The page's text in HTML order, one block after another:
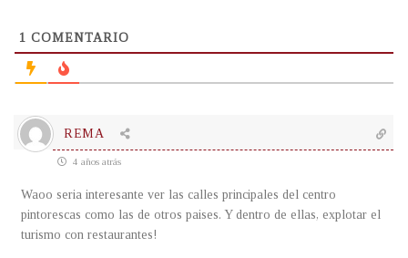
1 COMENTARIO
REMA
4 años atrás
Waoo seria interesante ver las calles principales del centro
pintorescas como las de otros paises. Y dentro de ellas, explotar el
turismo con restaurantes!